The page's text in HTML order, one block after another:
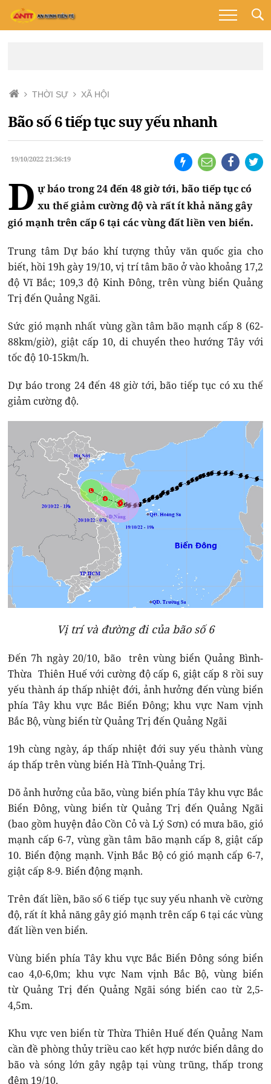
THỜI SỰ XÃ HỘI
Bão số 6 tiếp tục suy yếu nhanh
19/10/2022 21:36:19
D ự báo trong 24 đến 48 giờ tới, bão tiếp tục có
xu thế giảm cường độ và rất ít khả năng gây
gió mạnh trên cấp 6 tại các vùng đất liền ven biển.
Trung tâm Dự báo khí tượng thủy văn quốc gia cho
biết, hồi 19h gày 19/10, vị trí tâm bão ở vào khoảng 17,2
độ Vĩ Bắc; 109,3 độ Kinh Đông, trên vùng biển Quảng
Trị đến Quảng Ngãi.
Sức gió mạnh nhất vùng gần tâm bão mạnh cấp 8 (62-
88km/giờ), giật cấp 10, di chuyển theo hướng Tây với
tốc độ 10-15km/h.
Dự báo trong 24 đến 48 giờ tới, bão tiếp tục có xu thế
giảm cường độ.
Vị trí và đường đi của bão số 6
Đến 7h ngày 20/10, bão trên vùng biển Quảng Bình-
Thừa Thiên Huế với cường độ cấp 6, giật cấp 8 rồi suy
yếu thành áp thấp nhiệt đới, ảnh hưởng đến vùng biển
phía Tây khu vực Bắc Biển Đông; khu vực Nam vịnh
Bắc Bộ, vùng biển từ Quảng Trị đến Quảng Ngãi
19h cùng ngày, áp thấp nhiệt đới suy yếu thành vùng
áp thấp trên vùng biển Hà Tĩnh-Quảng Trị.
Dõ ảnh hưởng của bão, vùng biển phía Tây khu vực Bắc
Biển Đông, vùng biển từ Quảng Trị đến Quảng Ngãi
(bao gồm huyện đảo Cồn Cỏ và Lý Sơn) có mưa bão, gió
mạnh cấp 6-7, vùng gần tâm bão mạnh cấp 8, giật cấp
10. Biển động mạnh. Vịnh Bắc Bộ có gió mạnh cấp 6-7,
giật cấp 8-9. Biển động mạnh.
Trên đất liền, bão số 6 tiếp tục suy yếu nhanh về cường
độ, rất ít khả năng gây gió mạnh trên cấp 6 tại các vùng
đất liền ven biển.
Vùng biển phía Tây khu vực Bắc Biển Đông sóng biển
cao 4,0-6,0m; khu vực Nam vịnh Bắc Bộ, vùng biển
từ Quảng Trị đến Quảng Ngãi sóng biển cao từ 2,5-
4,5m.
Khu vực ven biển từ Thừa Thiên Huế đến Quảng Nam
cần đề phòng thủy triều cao kết hợp nước biển dâng do
bão và sóng lớn gây ngập tại vùng trũng, thấp trong
đêm 19/10.